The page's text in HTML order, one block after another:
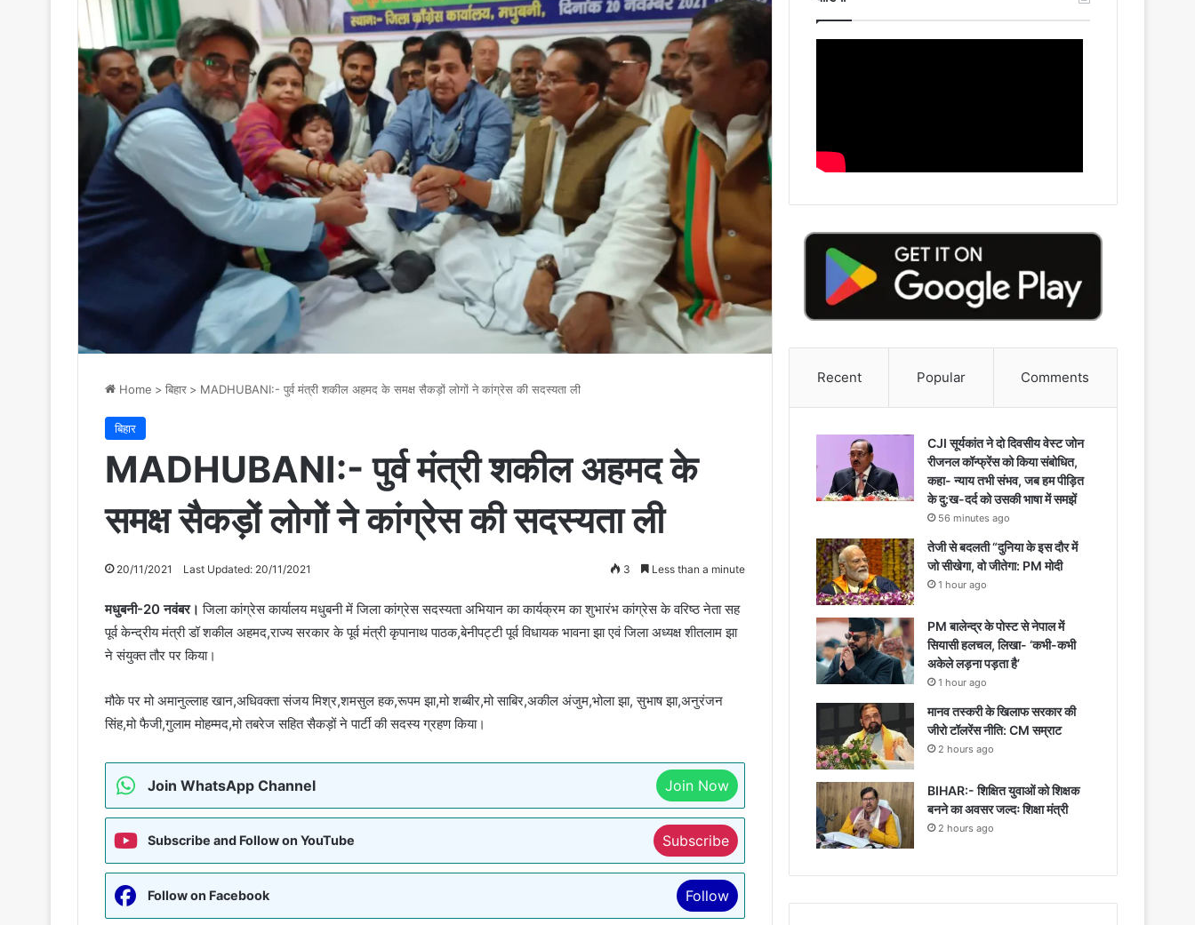
Home > बिहार > MADHUBANI:- पुर्व मंत्री शकील अहमद के समक्ष सैकड़ों लोगों ने कांग्रेस की सदस्यता ली
बिहार
MADHUBANI:- पुर्व मंत्री शकील अहमद के
समक्ष सैकड़ों लोगों ने कांग्रेस की सदस्यता ली
20/11/2021 Last Updated: 20/11/2021 3 Less than a minute
मधुबनी-20 नवंबर। जिला कांग्रेस कार्यालय मधुबनी में जिला कांग्रेस सदस्यता अभियान का कार्यक्रम का शुभारंभ कांग्रेस के वरिष्ठ नेता सह
पूर्व केन्द्रीय मंत्री डॉ शकील अहमद,राज्य सरकार के पूर्व मंत्री कृपानाथ पाठक,बेनीपट्टी पूर्व विधायक भावना झा एवं जिला अध्यक्ष शीतलाम झा
ने संयुक्त तौर पर किया।
मौके पर मो अमानुल्लाह खान,अधिवक्ता संजय मिश्र,शमसुल हक,रूपम झा,मो शब्बीर,मो साबिर,अकील अंजुम,भोला झा, सुभाष झा,अनुरंजन
सिंह,मो फैजी,गुलाम मोहम्मद,मो तबरेज सहित सैकड़ों ने पार्टी की सदस्य ग्रहण किया।
Join WhatsApp Channel Join Now
Subscribe and Follow on YouTube Subscribe
Follow on Facebook Follow
Recent Popular Comments
CJI सूर्यकांत ने दो दिवसीय वेस्ट जोन
रीजनल कॉन्फ्रेंस को किया संबोधित,
कहा- न्याय तभी संभव, जब हम पीड़ित
के दु:ख-दर्द को उसकी भाषा में समझें
56 minutes ago
तेजी से बदलती “दुनिया के इस दौर में
जो सीखेगा, वो जीतेगा: PM मोदी
1 hour ago
PM बालेन्द्र के पोस्ट से नेपाल में
सियासी हलचल, लिखा- ‘कभी-कभी
अकेले लड़ना पड़ता है’
1 hour ago
मानव तस्करी के खिलाफ सरकार की
जीरो टॉलरेंस नीति: CM सम्राट
2 hours ago
BIHAR:- शिक्षित युवाओं को शिक्षक
बनने का अवसर जल्दः शिक्षा मंत्री
2 hours ago